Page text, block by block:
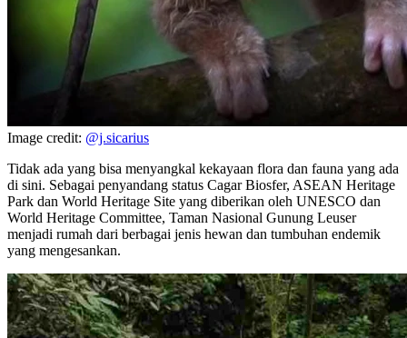
Image credit: @j.sicarius
Tidak ada yang bisa menyangkal kekayaan flora dan fauna yang ada
di sini. Sebagai penyandang status Cagar Biosfer, ASEAN Heritage
Park dan World Heritage Site yang diberikan oleh UNESCO dan
World Heritage Committee, Taman Nasional Gunung Leuser
menjadi rumah dari berbagai jenis hewan dan tumbuhan endemik
yang mengesankan.